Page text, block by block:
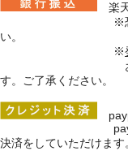
楽
※恐れ入ります
い。
※
お届け日のご
す。ご了承ください。
paypalの決済シ
決済をしていただけます